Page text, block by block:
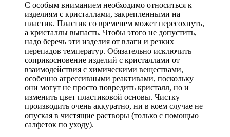
С особым вниманием необходимо относиться к
изделиям с кристаллами, закрепленными на
пластик. Пластик со временем может пересохнуть,
а кристаллы выпасть. Чтобы этого не допустить,
надо беречь эти изделия от влаги и резких
перепадов температур. Обязательно исключить
соприкосновение изделий с кристаллами от
взаимодействия с химическими веществами,
особенно агрессивными реактивами, поскольку
они могут не просто повредить кристалл, но и
изменить цвет пластиковой основы. Чистку
производить очень аккуратно, ни в коем случае не
опуская в чистящие растворы (только с помощью
салфеток по уходу).